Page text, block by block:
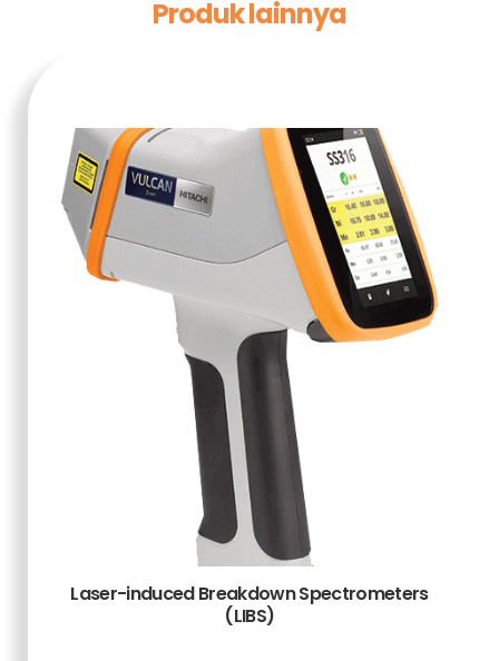
Produk lainnya
Laser-induced Breakdown Spectrometers
(LIBS)